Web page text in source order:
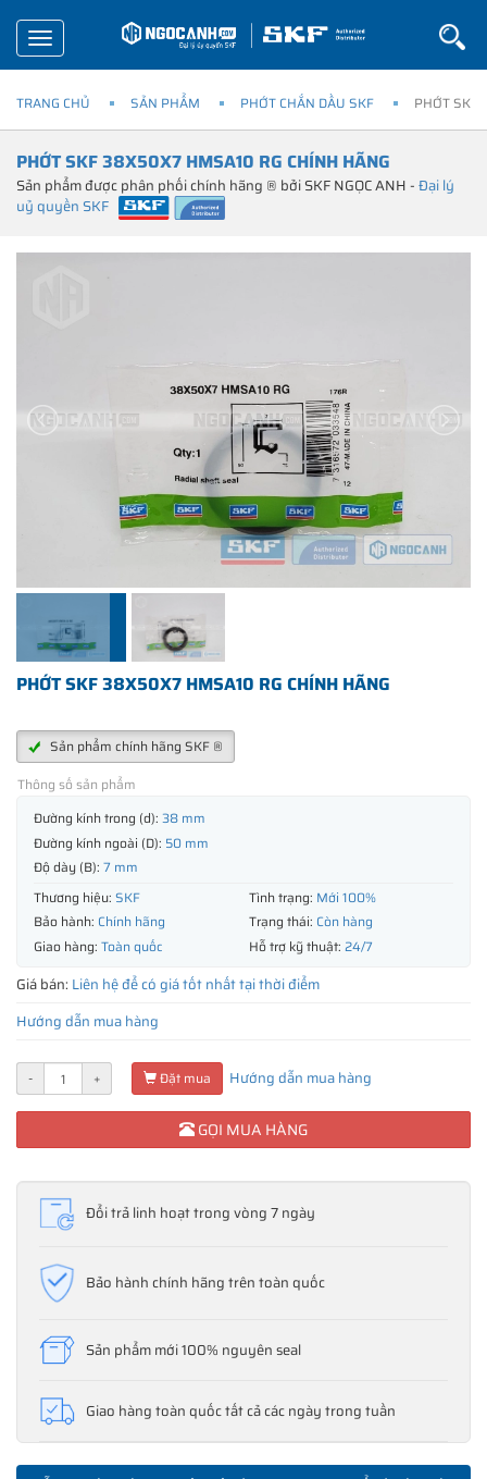
Toggle
navigation
TRANG CHỦ SẢN PHẨM PHỚT CHẮN DẦU SKF PHỚT SKF
PHỚT SKF 38X50X7 HMSA10 RG CHÍNH HÃNG
Sản phẩm được phân phối chính hãng ® bởi SKF NGỌC ANH -Đại lý
uỷ quyền SKF
PHỚT SKF 38X50X7 HMSA10 RG CHÍNH HÃNG
Sản phẩm chính hãng SKF ®
Thông số sản phẩm
Đường kính trong (d): 38 mm
Đường kính ngoài (D): 50 mm
Độ dày (B): 7 mm
Thương hiệu: SKF Tình trạng: Mới 100%
Bảo hành: Chính hãng Trạng thái: Còn hàng
Giao hàng: Toàn quốc Hỗ trợ kỹ thuật: 24/7
Giá bán: Liên hệ để có giá tốt nhất tại thời điểm
Hướng dẫn mua hàng
- + Đặt mua Hướng dẫn mua hàng
GỌI MUA HÀNG
Đổi trả linh hoạt trong vòng 7 ngày
Bảo hành chính hãng trên toàn quốc
Sản phẩm mới 100% nguyên seal
Giao hàng toàn quốc tất cả các ngày trong tuần